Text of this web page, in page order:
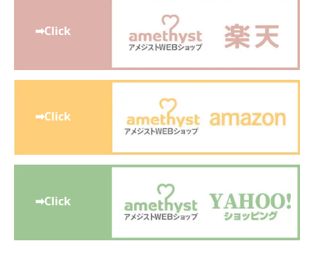
➡Click
➡Click
➡Click